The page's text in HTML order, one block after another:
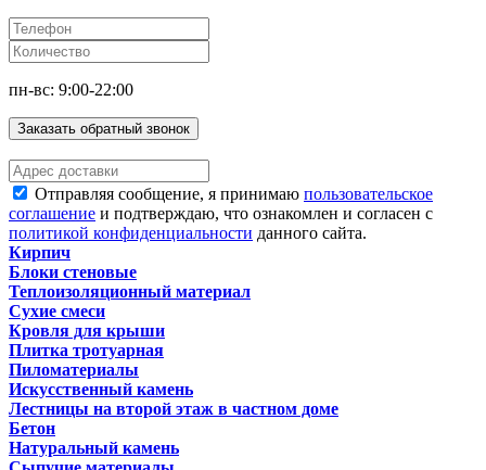
пн-вс: 9:00-22:00
Заказать обратный звонок
Отправляя сообщение, я принимаю пользовательское
соглашение и подтверждаю, что ознакомлен и согласен с
политикой конфиденциальности данного сайта.
Кирпич
Блоки стеновые
Теплоизоляционный материал
Сухие смеси
Кровля для крыши
Плитка тротуарная
Пиломатериалы
Искусственный камень
Лестницы на второй этаж в частном доме
Бетон
Натуральный камень